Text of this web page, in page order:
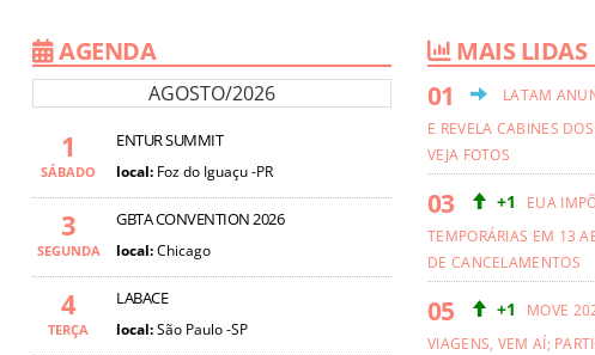
AGENDA
AGOSTO/2026
1
SÁBADO
ENTUR SUMMIT
local: Foz do Iguaçu -PR
3
SEGUNDA
GBTA CONVENTION 2026
local:Chicago
4
TERÇA
LABACE
local:São Paulo -SP
MAIS LIDAS
LATAM
E REVELA CABINES
VEJA FOTOS
+1
EUA
TEMPORÁRIAS EM 13
DE CANCELAMENTOS
+1
MOVE
VIAGENS, VEM AÍ;